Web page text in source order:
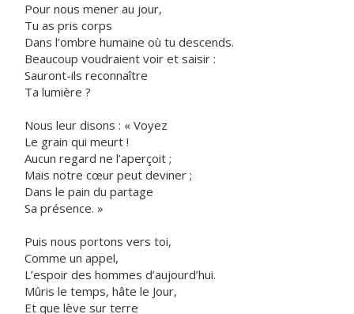
Pour nous mener au jour,
Tu as pris corps
Dans l’ombre humaine où tu descends.
Beaucoup voudraient voir et saisir :
Sauront-ils reconnaître
Ta lumière ?
Nous leur disons : « Voyez
Le grain qui meurt !
Aucun regard ne l’aperçoit ;
Mais notre cœur peut deviner ;
Dans le pain du partage
Sa présence. »
Puis nous portons vers toi,
Comme un appel,
L’espoir des hommes d’aujourd’hui.
Mûris le temps, hâte le Jour,
Et que lève sur terre